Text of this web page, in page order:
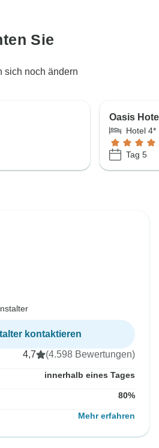
Sie
sich noch ändern
Oasis
Hotel 4*
Tag 5
kontaktieren
4,7 (4.598 Bewertungen)
innerhalb eines Tages
80%
Mehr erfahren